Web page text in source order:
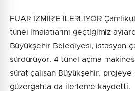
FUAR İZMİR’E İLERLİYOR
tünel imalatlarını geçtiğimiz
Büyükşehir Belediyesi, istasyon
sürdürüyor. 4 tünel açma
sürat çalışan Büyükşehir,
güzergahta da ilerleme kaydetti.